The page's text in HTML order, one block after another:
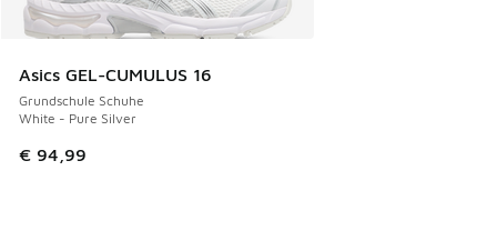
Asics GEL-CUMULUS 16
Grundschule Schuhe
White - Pure Silver
€ 94,99